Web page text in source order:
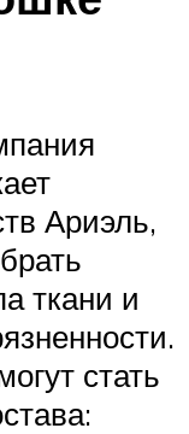
Ариэль,
ткани и
стать